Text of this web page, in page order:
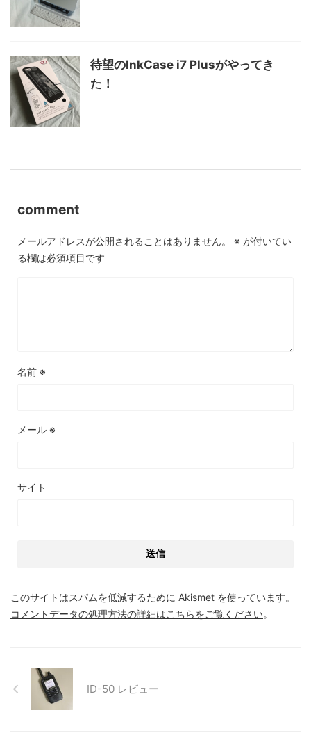
待望のInkCase i7 Plusがやってき
た！
comment
メールアドレスが公開されることはありません。 ※ が付いてい
る欄は必須項目です
名前 ※
メール ※
サイト
このサイトはスパムを低減するために Akismet を使っています。
コメントデータの処理方法の詳細はこちらをご覧ください。
ID-50 レビュー